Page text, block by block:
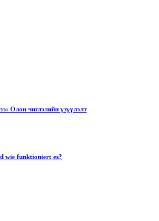
Олон чиглэлийн үзүүлэлт
wie funktioniert es?